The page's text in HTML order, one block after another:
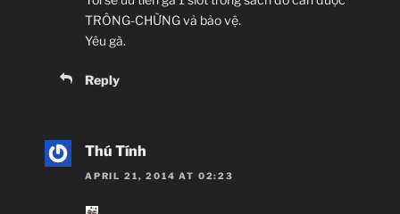
TRÔNG-CHỪNG vả bảo vệ.
Yêu gà.
Reply
Thú Tính
APRIL 21, 2014 AT 02:23